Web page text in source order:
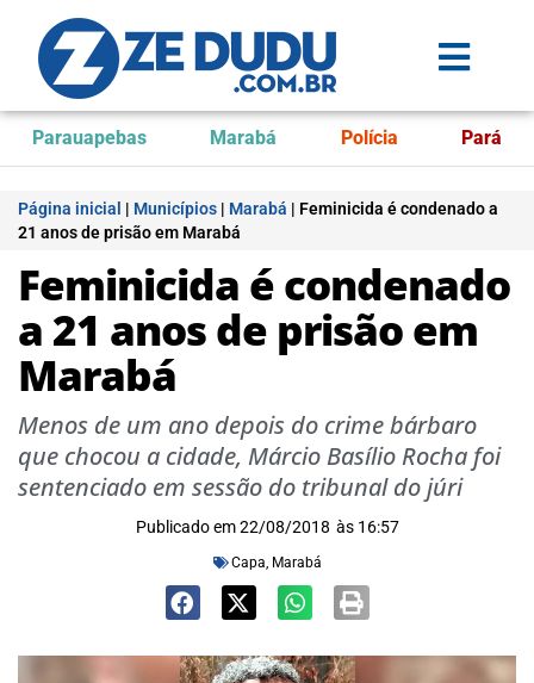
Parauapebas Marabá Polícia Pará
Página inicial | Municípios | Marabá | Feminicida é condenado a
21 anos de prisão em Marabá
Feminicida é condenado
a 21 anos de prisão em
Marabá
Menos de um ano depois do crime bárbaro
que chocou a cidade, Márcio Basílio Rocha foi
sentenciado em sessão do tribunal do júri
Publicado em 22/08/2018 às 16:57
Capa, Marabá